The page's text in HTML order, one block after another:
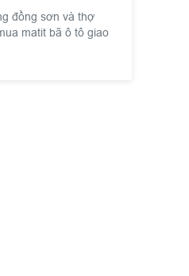
đồng sơn và thợ
matit bã ô tô giao